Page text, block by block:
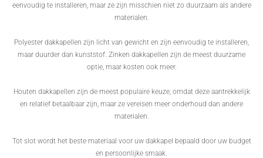
eenvoudig te installeren, maar ze zijn misschien niet zo duurzaam als andere
materialen.
Polyester dakkapellen zijn licht van gewicht en zijn eenvoudig te installeren,
maar duurder dan kunststof. Zinken dakkapellen zijn de meest duurzame
optie, maar kosten ook meer.
Houten dakkapellen zijn de meest populaire keuze, omdat deze aantrekkelijk
en relatief betaalbaar zijn, maar ze vereisen meer onderhoud dan andere
materialen.
Tot slot wordt het beste materiaal voor uw dakkapel bepaald door uw budget
en persoonlijke smaak.